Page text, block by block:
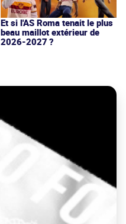
Et si l'AS Roma tenait le plus
beau maillot extérieur de
2026-2027 ?